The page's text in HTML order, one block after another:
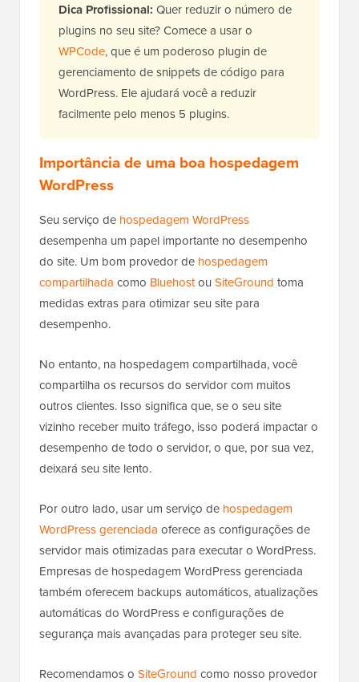
Dica Profissional: Quer reduzir o número de
plugins no seu site? Comece a usar o
WPCode, que é um poderoso plugin de
gerenciamento de snippets de código para
WordPress. Ele ajudará você a reduzir
facilmente pelo menos 5 plugins.
Importância de uma boa hospedagem
WordPress
Seu serviço de hospedagem WordPress
desempenha um papel importante no desempenho
do site. Um bom provedor de hospedagem
compartilhada como Bluehostou SiteGround toma
medidas extras para otimizar seu site para
desempenho.
No entanto, na hospedagem compartilhada, você
compartilha os recursos do servidor com muitos
outros clientes. Isso significa que, se o seu site
vizinho receber muito tráfego, isso poderá impactar o
desempenho de todo o servidor, o que, por sua vez,
deixará seu site lento.
Por outro lado, usar um serviço de hospedagem
WordPress gerenciada oferece as configurações de
servidor mais otimizadas para executar o WordPress.
Empresas de hospedagem WordPress gerenciada
também oferecem backups automáticos, atualizações
automáticas do WordPress e configurações de
segurança mais avançadas para proteger seu site.
Recomendamos o SiteGround como nosso provedor